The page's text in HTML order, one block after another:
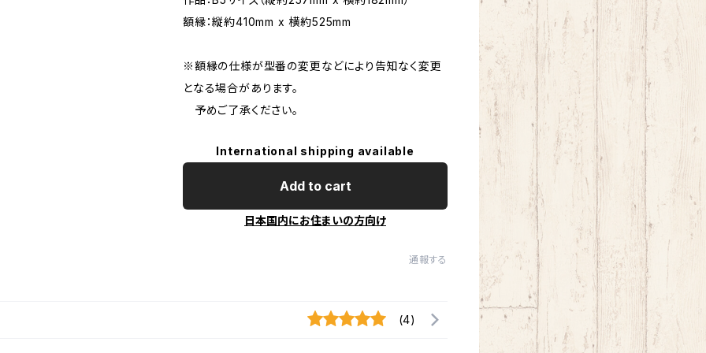
額縁：縦約410mm x 横約525mm
※額縁の仕様が型番の変更などにより告知なく変更
となる場合があります。
予めご了承ください。
International shipping available
Add to cart
日本国内にお住まいの方向け
通報する
(4)